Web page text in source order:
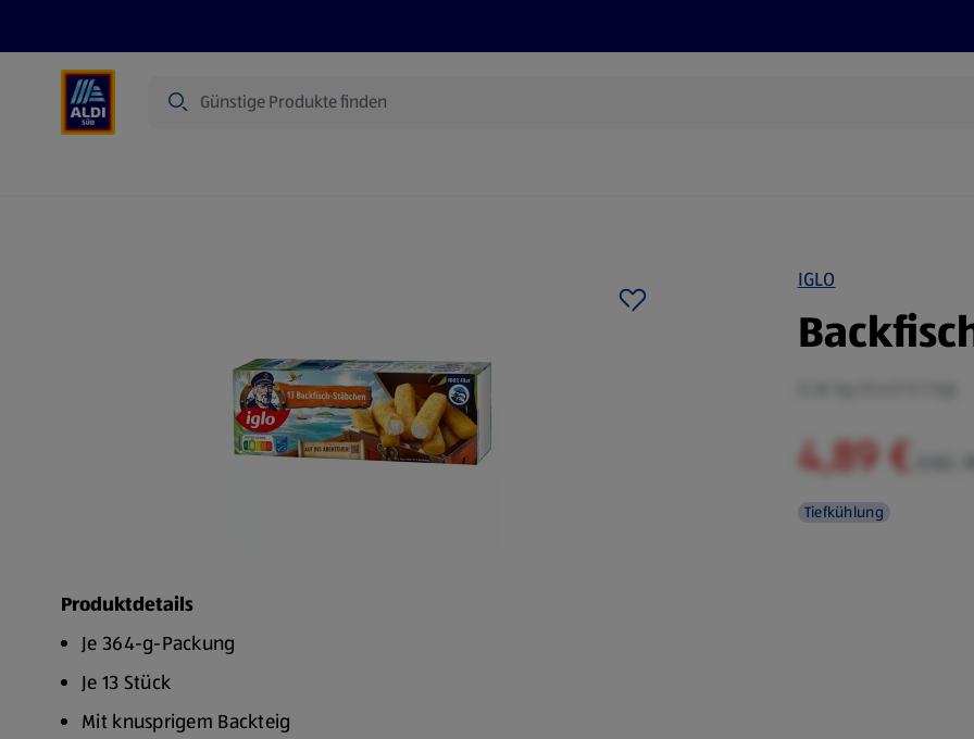
IGLO
4,89 €
Tiefkühlung
Produktdetails
Je 364-g-Packung
Je 13 Stück
Mit knusprigem Backteig